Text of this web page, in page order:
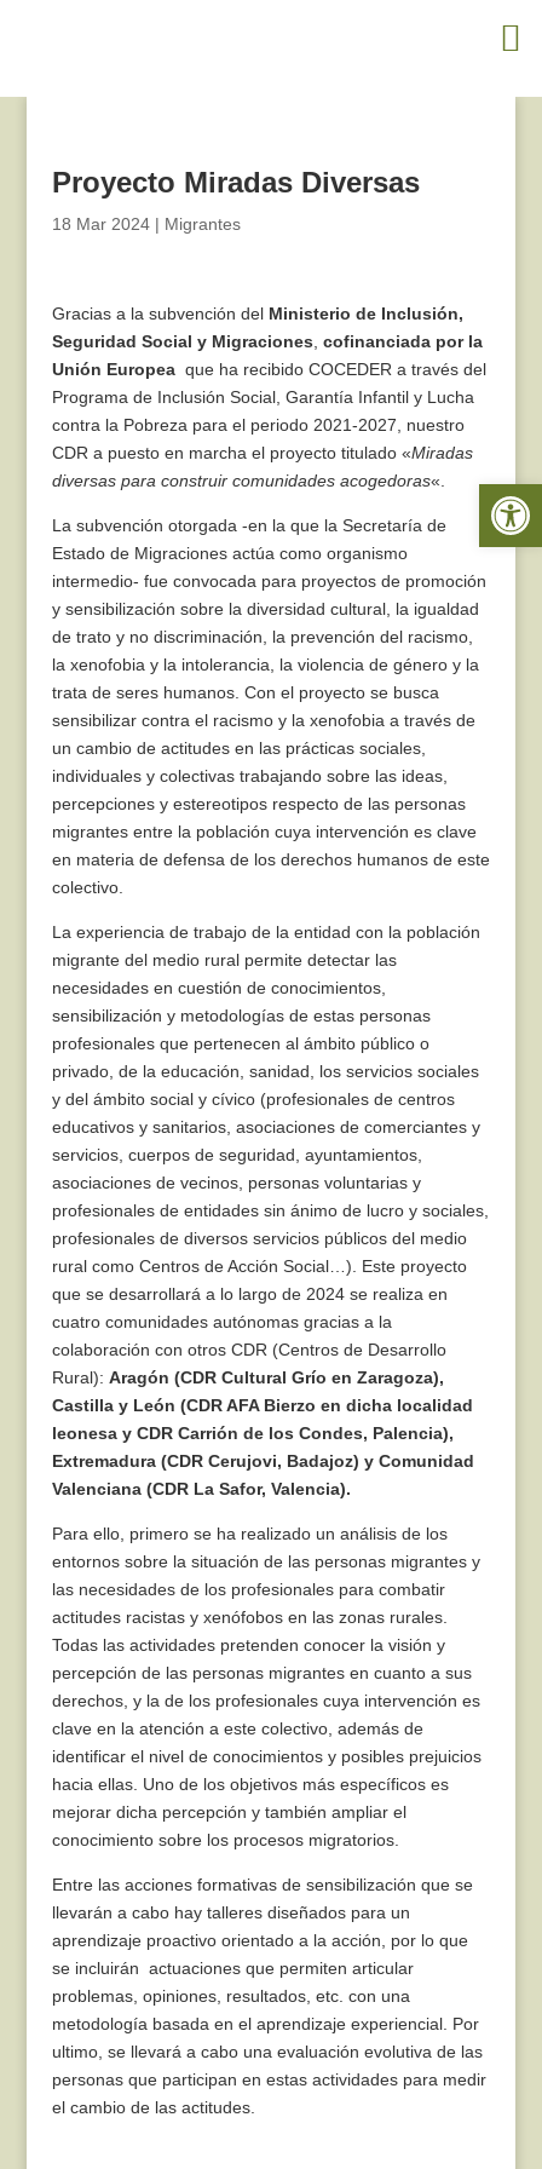
Proyecto Miradas Diversas
18 Mar 2024| Migrantes
Gracias a la subvención del Ministerio de Inclusión,
Seguridad Social y Migraciones cofinanciada por la
Unión Europeaque ha recibido COCEDER a través del
Programa de Inclusión Social, Garantía Infantil y Lucha
contra la Pobreza para el periodo 2021-2027, nuestro
CDR a puesto en marcha el proyecto titulado «Miradas
diversas para construir comunidades acogedoras«.
La subvención otorgada -en la que la Secretaría de
Estado de Migraciones actúa como organismo
intermedio- fue convocada para proyectos de promoción
y sensibilización sobre la diversidad cultural, la igualdad
de trato y no discriminación, la prevención del racismo,
la xenofobia y la intolerancia, la violencia de género y la
trata de seres humanos. Con el proyecto se busca
sensibilizar contra el racismo y la xenofobia a través de
un cambio de actitudes en las prácticas sociales,
individuales y colectivas trabajando sobre las ideas,
percepciones y estereotipos respecto de las personas
migrantes entre la población cuya intervención es clave
en materia de defensa de los derechos humanos de este
colectivo.
La experiencia de trabajo de la entidad con la población
migrante del medio rural permite detectar las
necesidades en cuestión de conocimientos,
sensibilización y metodologías de estas personas
profesionales que pertenecen al ámbito público o
privado, de la educación, sanidad, los servicios sociales
y del ámbito social y cívico (profesionales de centros
educativos y sanitarios, asociaciones de comerciantes y
servicios, cuerpos de seguridad, ayuntamientos,
asociaciones de vecinos, personas voluntarias y
profesionales de entidades sin ánimo de lucro y sociales,
profesionales de diversos servicios públicos del medio
rural como Centros de Acción Social…). Este proyecto
que se desarrollará a lo largo de 2024 se realiza en
cuatro comunidades autónomas gracias a la
colaboración con otros CDR (Centros de Desarrollo
Rural): Aragón (CDR Cultural Grío en Zaragoza),
Castilla y León (CDR AFA Bierzo en dicha localidad
leonesa y CDR Carrión de los Condes, Palencia),
Extremadura (CDR Cerujovi, Badajoz) y Comunidad
Valenciana (CDR La Safor, Valencia).
Para ello, primero se ha realizado un análisis de los
entornos sobre la situación de las personas migrantes y
las necesidades de los profesionales para combatir
actitudes racistas y xenófobos en las zonas rurales.
Todas las actividades pretenden conocer la visión y
percepción de las personas migrantes en cuanto a sus
derechos, y la de los profesionales cuya intervención es
clave en la atención a este colectivo, además de
identificar el nivel de conocimientos y posibles prejuicios
hacia ellas. Uno de los objetivos más específicos es
mejorar dicha percepción y también ampliar el
conocimiento sobre los procesos migratorios.
Entre las acciones formativas de sensibilización que se
llevarán a cabo hay talleres diseñados para un
aprendizaje proactivo orientado a la acción, por lo que
se incluirán actuaciones que permiten articular
problemas, opiniones, resultados, etc. con una
metodología basada en el aprendizaje experiencial. Por
ultimo, se llevará a cabo una evaluación evolutiva de las
personas que participan en estas actividades para medir
el cambio de las actitudes.
Abrir